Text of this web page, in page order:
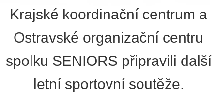
Krajské koordinační centrum a
Ostravské organizační centru
spolku SENIORS připravili další
letní sportovní soutěže.